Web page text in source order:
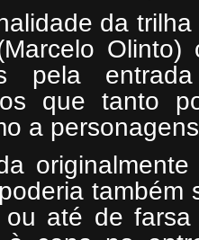
da
pela
que tanto
a
poderia também
ou até de